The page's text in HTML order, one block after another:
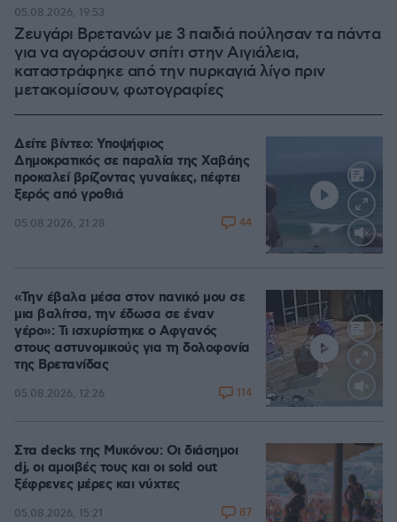
Ζευγάρι Βρετανών με 3 παιδιά πούλησαν τα πάντα
για να αγοράσουν σπίτι στην Αιγιάλεια,
καταστράφηκε από την πυρκαγιά λίγο πριν
μετακομίσουν, φωτογραφίες
05.08.2026, 19:53
Loaded
Δείτε βίντεο: Υποψήφιος
Δημοκρατικός σε παραλία της Χαβάης
προκαλεί βρίζοντας γυναίκες, πέφτει
ξερός από γροθιά
05.08.2026, 21:28 44
«Την έβαλα μέσα στον πανικό μου σε
μια βαλίτσα, την έδωσα σε έναν
γέρο»: Τι ισχυρίστηκε ο Αφγανός
στους αστυνομικούς για τη δολοφονία
της Βρετανίδας
05.08.2026, 12:26 114
Στα decks της Μυκόνου: Οι διάσημοι
dj, οι αμοιβές τους και οι sold out
ξέφρενες μέρες και νύχτες
05.08.2026, 15:21 87